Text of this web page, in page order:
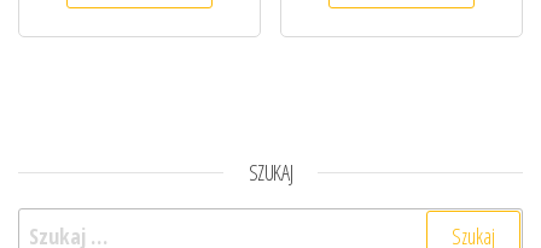
SZUKAJ
Szukaj: